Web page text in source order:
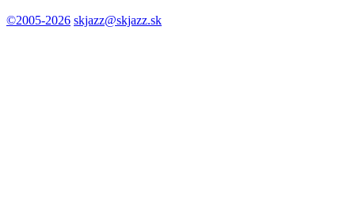
©2005-2026 skjazz@skjazz.sk